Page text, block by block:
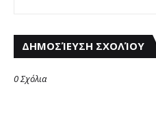
ΔΗΜΟΣΊΕΥΣΗ ΣΧΟΛΊΟΥ
0 Σχόλια